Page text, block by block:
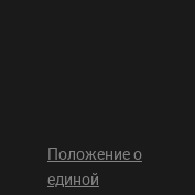
Положение о
единой